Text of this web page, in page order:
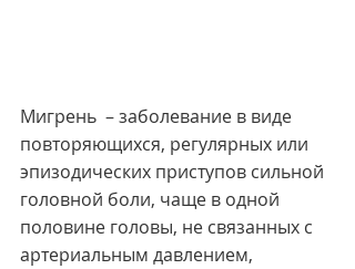
Мигрень  – заболевание в виде
повторяющихся, регулярных или
эпизодических приступов сильной
головной боли, чаще в одной
половине головы, не связанных с
артериальным давлением,